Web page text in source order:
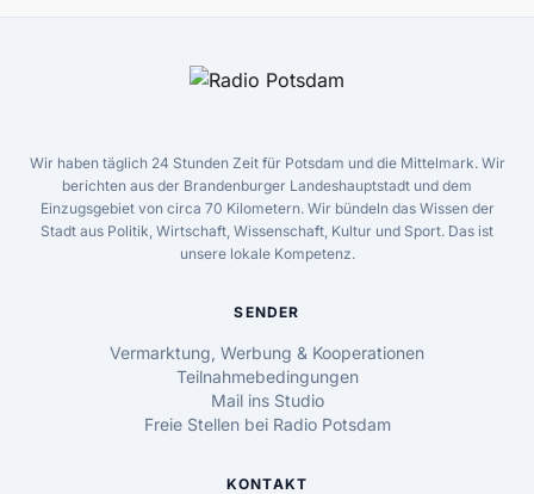
Wir haben täglich 24 Stunden Zeit für Potsdam und die Mittelmark. Wir
berichten aus der Brandenburger Landeshauptstadt und dem
Einzugsgebiet von circa 70 Kilometern. Wir bündeln das Wissen der
Stadt aus Politik, Wirtschaft, Wissenschaft, Kultur und Sport. Das ist
unsere lokale Kompetenz.
SENDER
Vermarktung, Werbung & Kooperationen
Teilnahmebedingungen
Mail ins Studio
Freie Stellen bei Radio Potsdam
KONTAKT